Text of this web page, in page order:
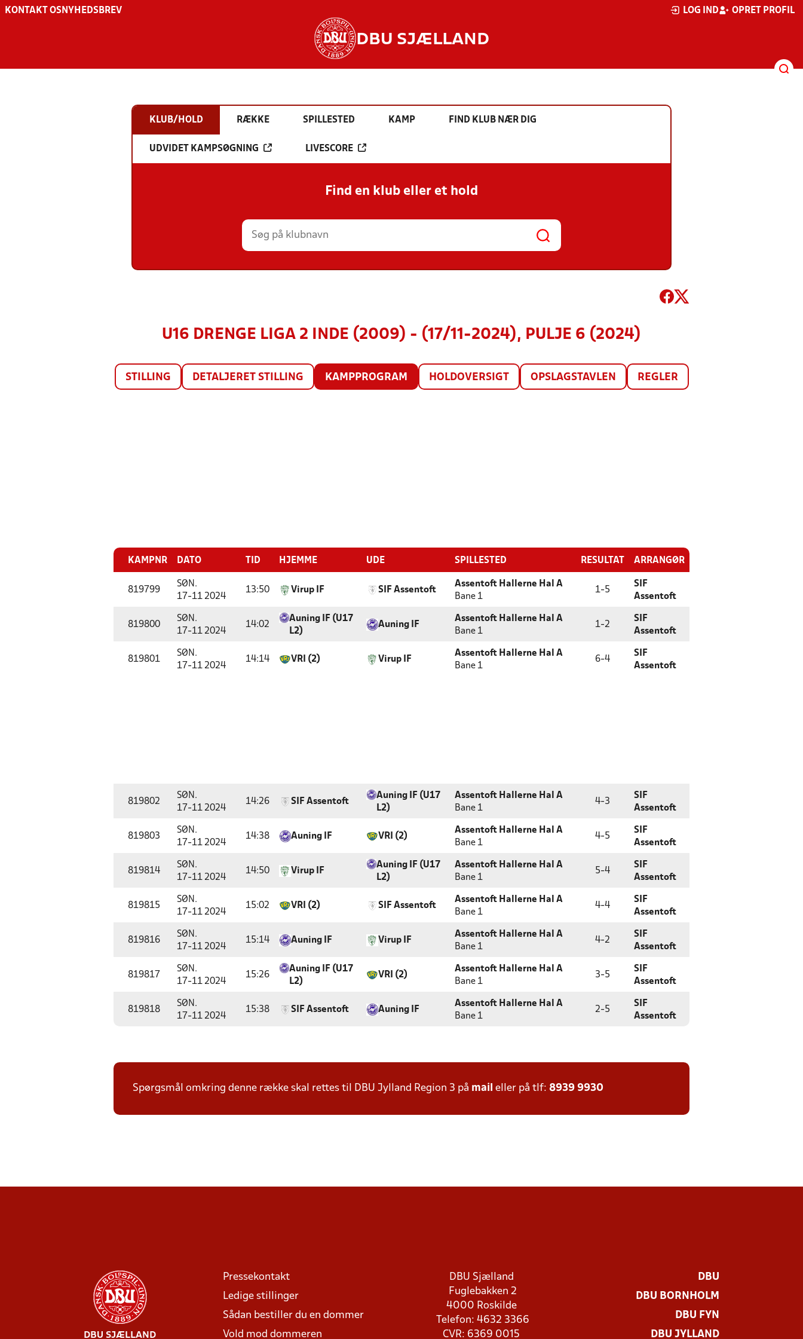
KONTAKT OS NYHEDSBREV LOG IND OPRET PROFIL
DBU SJÆLLAND
KLUB/HOLD RÆKKE SPILLESTED KAMP FIND KLUB NÆR DIG
UDVIDET KAMPSØGNING LIVESCORE
Find en klub eller et hold
U16 DRENGE LIGA 2 INDE (2009) - (17/11-2024), PULJE 6 (2024)
STILLING DETALJERET STILLING KAMPPROGRAM HOLDOVERSIGT OPSLAGSTAVLEN REGLER
KAMPNR DATO TID HJEMME UDE SPILLESTED RESULTAT ARRANGØR
819799
SØN.
17-11 2024
13:50 Virup IF SIF Assentoft
Assentoft Hallerne Hal A
Bane 1
1-5
SIF
Assentoft
819800
SØN.
17-11 2024
14:02
Auning IF (U17
L2)
Auning IF
Assentoft Hallerne Hal A
Bane 1
1-2
SIF
Assentoft
819801
SØN.
17-11 2024
14:14 VRI (2) Virup IF
Assentoft Hallerne Hal A
Bane 1
6-4
SIF
Assentoft
819802
SØN.
17-11 2024
14:26 SIF Assentoft
Auning IF (U17
L2)
Assentoft Hallerne Hal A
Bane 1
4-3
SIF
Assentoft
819803
SØN.
17-11 2024
14:38 Auning IF VRI (2)
Assentoft Hallerne Hal A
Bane 1
4-5
SIF
Assentoft
819814
SØN.
17-11 2024
14:50 Virup IF
Auning IF (U17
L2)
Assentoft Hallerne Hal A
Bane 1
5-4
SIF
Assentoft
819815
SØN.
17-11 2024
15:02 VRI (2) SIF Assentoft
Assentoft Hallerne Hal A
Bane 1
4-4
SIF
Assentoft
819816
SØN.
17-11 2024
15:14 Auning IF Virup IF
Assentoft Hallerne Hal A
Bane 1
4-2
SIF
Assentoft
819817
SØN.
17-11 2024
15:26
Auning IF (U17
L2)
VRI (2)
Assentoft Hallerne Hal A
Bane 1
3-5
SIF
Assentoft
819818
SØN.
17-11 2024
15:38 SIF Assentoft Auning IF
Assentoft Hallerne Hal A
Bane 1
2-5
SIF
Assentoft
Spørgsmål omkring denne række skal rettes til DBU Jylland Region 3 på mail eller på tlf: 8939 9930
DBU SJÆLLAND
Pressekontakt
Ledige stillinger
Sådan bestiller du en dommer
Vold mod dommeren
DBU Sjælland
Fuglebakken 2
4000 Roskilde
Telefon: 4632 3366
CVR: 6369 0015
DBU
DBU BORNHOLM
DBU FYN
DBU JYLLAND